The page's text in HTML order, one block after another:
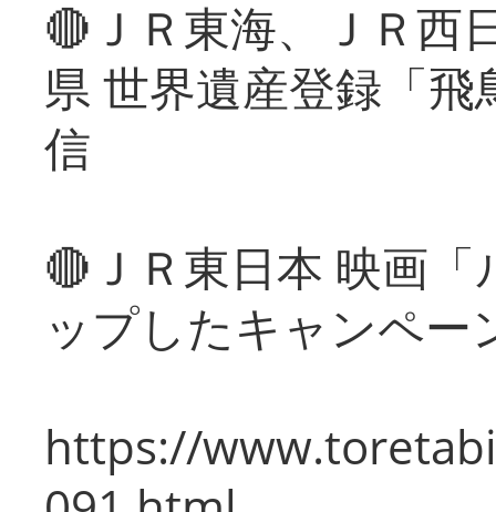
🔴ＪＲ東海、ＪＲ西
県 世界遺産登録「
信
🔴ＪＲ東日本 映画
ップしたキャンペー
https://